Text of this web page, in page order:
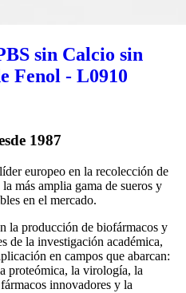
sin Calcio sin
Fenol - L0910
1987
europeo en la recolección de
más amplia gama de sueros y
en el mercado.
la producción de biofármacos y
de la investigación académica,
en campos que abarcan:
proteómica, la virología, la
innovadores y la